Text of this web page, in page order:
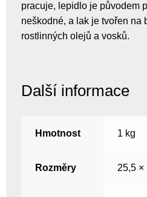
pracuje, lepidlo je původem
neškodné, a lak je tvořen na
rostlinných olejů a vosků.
Další informace
Hmotnost 1 kg
Rozměry 25,5 ×